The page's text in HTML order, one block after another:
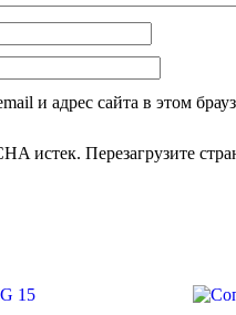
и адрес сайта в этом
истек. Перезагрузите